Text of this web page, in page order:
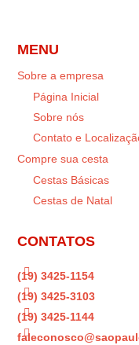
MENU
Sobre a empresa
Página Inicial
Sobre nós
Contato e
Compre sua cesta
Cestas Básicas
Cestas de Natal
CONTATOS

(19) 3425-1154

(19) 3425-3103

(19) 3425-1144
